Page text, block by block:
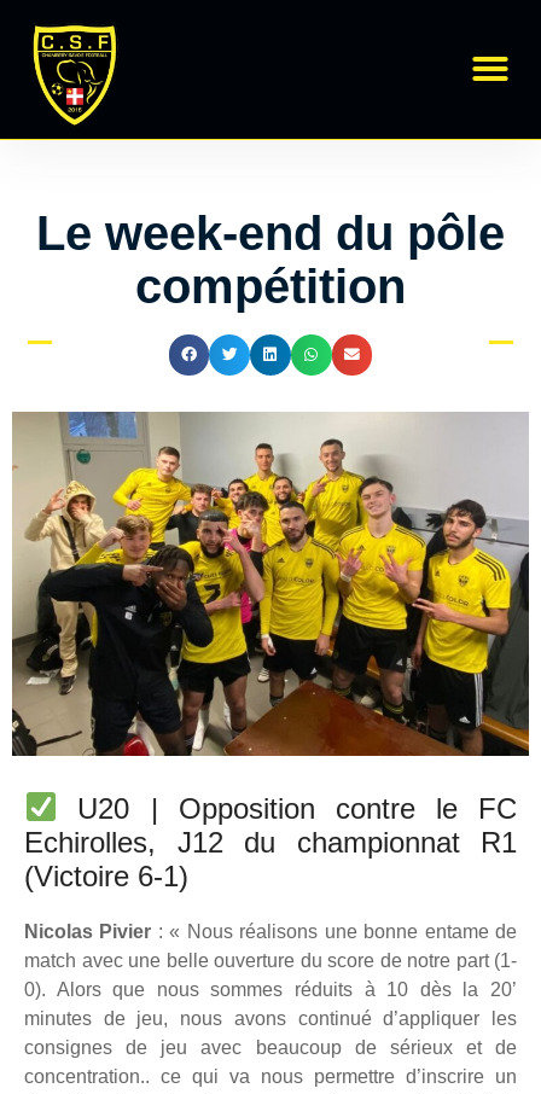
Le week-end du pôle
compétition
U20 | Opposition contre le FC
Echirolles, J12 du championnat R1
(Victoire 6-1)
Nicolas Pivier : « Nous réalisons une bonne entame de
match avec une belle ouverture du score de notre part (1-
0). Alors que nous sommes réduits à 10 dès la 20’
minutes de jeu, nous avons continué d’appliquer les
consignes de jeu avec beaucoup de sérieux et de
concentration.. ce qui va nous permettre d’inscrire un